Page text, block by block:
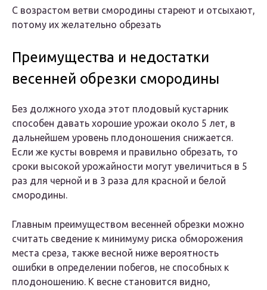
С возрастом ветви смородины стареют и отсыхают,
потому их желательно обрезать
Преимущества и недостатки
весенней обрезки смородины
Без должного ухода этот плодовый кустарник
способен давать хорошие урожаи около 5 лет, в
дальнейшем уровень плодоношения снижается.
Если же кусты вовремя и правильно обрезать, то
сроки высокой урожайности могут увеличиться в 5
раз для черной и в 3 раза для красной и белой
смородины.
Главным преимуществом весенней обрезки можно
считать сведение к минимуму риска обморожения
места среза, также весной ниже вероятность
ошибки в определении побегов, не способных к
плодоношению. К весне становится видно,